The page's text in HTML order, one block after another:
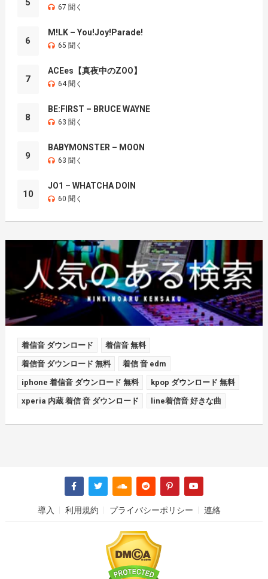
5 67 聞く
6
M!LK – You!Joy!Parade!
65 聞く
7
ACEes【真夜中のZOO】
64 聞く
8
BE:FIRST – BRUCE WAYNE
63 聞く
9
BABYMONSTER – MOON
63 聞く
10
JO1 – WHATCHA DOIN
60 聞く
着信音 ダウンロード 着信音 無料
着信音 ダウンロード 無料 着信 音 edm
iphone 着信音 ダウンロード 無料 kpop ダウンロード 無料
xperia 内蔵 着信 音 ダウンロード line着信音 好きな曲
導入 利用規約 プライバシーポリシー 連絡